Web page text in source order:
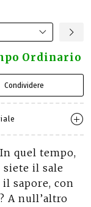
Ordinario
Condividere
In quel tempo,
siete il sale
sapore, con
A null’altro